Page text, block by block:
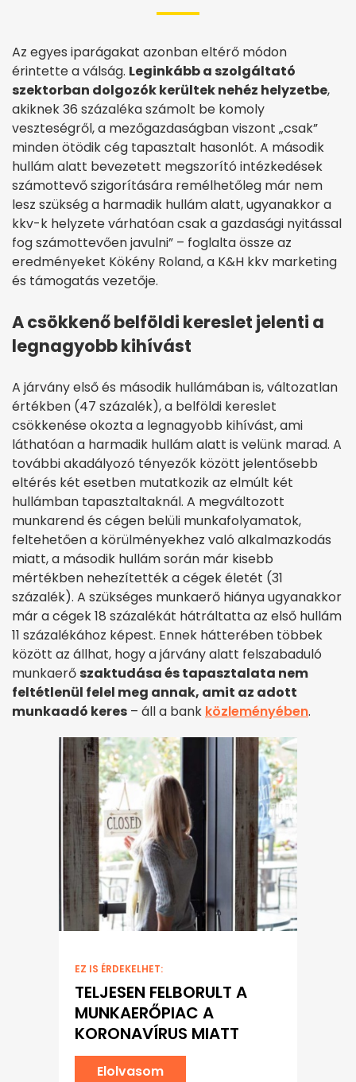
Az egyes iparágakat azonban eltérő módon
érintette a válság. Leginkább a szolgáltató
szektorban dolgozók kerültek nehéz helyzetbe,
akiknek 36 százaléka számolt be komoly
veszteségről, a mezőgazdaságban viszont „csak”
minden ötödik cég tapasztalt hasonlót. A második
hullám alatt bevezetett megszorító intézkedések
számottevő szigorítására remélhetőleg már nem
lesz szükség a harmadik hullám alatt, ugyanakkor a
kkv-k helyzete várhatóan csak a gazdasági nyitással
fog számottevően javulni” – foglalta össze az
eredményeket Kökény Roland, a K&H kkv marketing
és támogatás vezetője.
A csökkenő belföldi kereslet jelenti a
legnagyobb kihívást
A járvány első és második hullámában is, változatlan
értékben (47 százalék), a belföldi kereslet
csökkenése okozta a legnagyobb kihívást, ami
láthatóan a harmadik hullám alatt is velünk marad. A
további akadályozó tényezők között jelentősebb
eltérés két esetben mutatkozik az elmúlt két
hullámban tapasztaltaknál. A megváltozott
munkarend és cégen belüli munkafolyamatok,
feltehetően a körülményekhez való alkalmazkodás
miatt, a második hullám során már kisebb
mértékben nehezítették a cégek életét (31
százalék). A szükséges munkaerő hiánya ugyanakkor
már a cégek 18 százalékát hátráltatta az első hullám
11 százalékához képest. Ennek hátterében többek
között az állhat, hogy a járvány alatt felszabaduló
munkaerő szaktudása és tapasztalata nem
feltétlenül felel meg annak, amit az adott
munkaadó keres – áll a bank közleményében.
EZ IS ÉRDEKELHET:
TELJESEN FELBORULT A
MUNKAERŐPIAC A
KORONAVÍRUS MIATT
Elolvasom